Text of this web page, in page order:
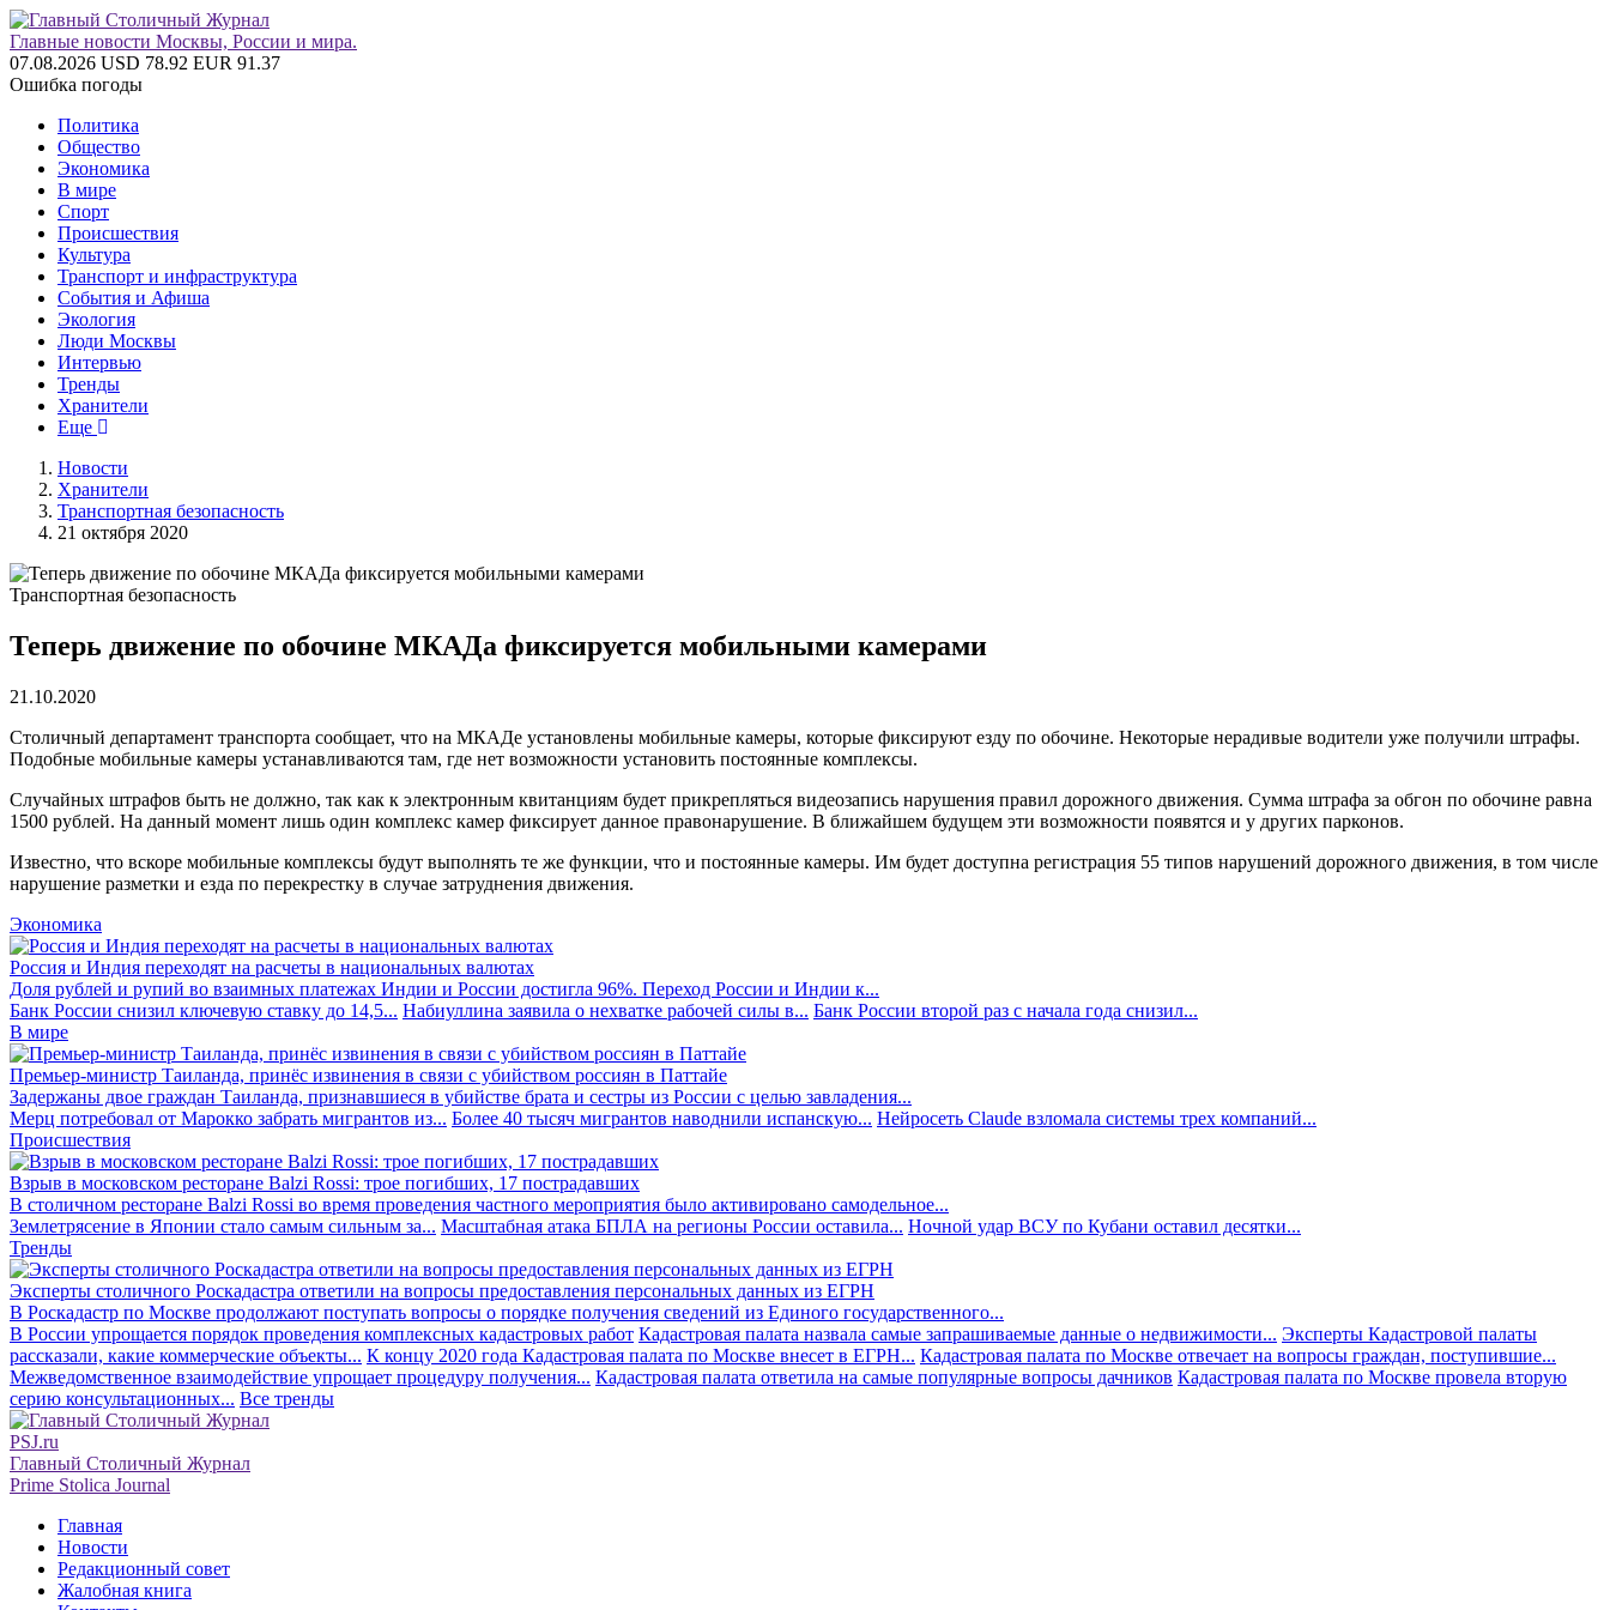
Главные новости Москвы, России и мира.
07.08.2026 USD 78.92 EUR 91.37
Ошибка погоды
Политика
Общество
Экономика
В мире
Спорт
Происшествия
Культура
Транспорт и инфраструктура
События и Афиша
Экология
Люди Москвы
Интервью
Тренды
Хранители
Еще
Новости
Хранители
Транспортная безопасность
21 октября 2020
Транспортная безопасность
Теперь движение по обочине МКАДа фиксируется мобильными камерами
21.10.2020
Столичный департамент транспорта сообщает, что на МКАДе установлены мобильные камеры, которые фиксируют езду по обочине. Некоторые нерадивые водители уже получили штрафы.
Подобные мобильные камеры устанавливаются там, где нет возможности установить постоянные комплексы.
Случайных штрафов быть не должно, так как к электронным квитанциям будет прикрепляться видеозапись нарушения правил дорожного движения. Сумма штрафа за обгон по обочине равна
1500 рублей. На данный момент лишь один комплекс камер фиксирует данное правонарушение. В ближайшем будущем эти возможности появятся и у других парконов.
Известно, что вскоре мобильные комплексы будут выполнять те же функции, что и постоянные камеры. Им будет доступна регистрация 55 типов нарушений дорожного движения, в том числе
нарушение разметки и езда по перекрестку в случае затруднения движения.
Экономика
Россия и Индия переходят на расчеты в национальных валютах
Доля рублей и рупий во взаимных платежах Индии и России достигла 96%. Переход России и Индии к...
Банк России снизил ключевую ставку до 14,5... Набиуллина заявила о нехватке рабочей силы в... Банк России второй раз с начала года снизил...
В мире
Премьер-министр Таиланда, принёс извинения в связи с убийством россиян в Паттайе
Задержаны двое граждан Таиланда, признавшиеся в убийстве брата и сестры из России с целью завладения...
Мерц потребовал от Марокко забрать мигрантов из... Более 40 тысяч мигрантов наводнили испанскую... Нейросеть Claude взломала системы трех компаний...
Происшествия
Взрыв в московском ресторане Balzi Rossi: трое погибших, 17 пострадавших
В столичном ресторане Balzi Rossi во время проведения частного мероприятия было активировано самодельное...
Землетрясение в Японии стало самым сильным за... Масштабная атака БПЛА на регионы России оставила... Ночной удар ВСУ по Кубани оставил десятки...
Тренды
Эксперты столичного Роскадастра ответили на вопросы предоставления персональных данных из ЕГРН
В Роскадастр по Москве продолжают поступать вопросы о порядке получения сведений из Единого государственного...
В России упрощается порядок проведения комплексных кадастровых работ Кадастровая палата назвала самые запрашиваемые данные о недвижимости... Эксперты Кадастровой палаты
рассказали, какие коммерческие объекты... К концу 2020 года Кадастровая палата по Москве внесет в ЕГРН... Кадастровая палата по Москве отвечает на вопросы граждан, поступившие...
Межведомственное взаимодействие упрощает процедуру получения... Кадастровая палата ответила на самые популярные вопросы дачников Кадастровая палата по Москве провела вторую
серию консультационных... Все тренды
PSJ.ru
Главный Столичный Журнал
Prime Stolica Journal
Главная
Новости
Редакционный совет
Жалобная книга